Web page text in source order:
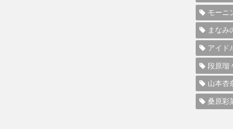
モーニ
まなみ
アイド
段原瑠
山本杏
桑原彩